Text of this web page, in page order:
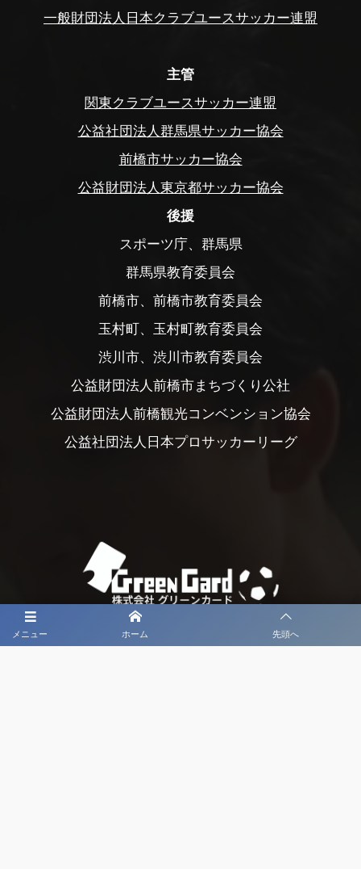
メニュー ホーム 先頭へ
一般財団法人日本クラブユースサッカー連盟
主管
関東クラブユースサッカー連盟
公益社団法人群馬県サッカー協会
前橋市サッカー協会
公益財団法人東京都サッカー協会
後援
スポーツ庁、群馬県
群馬県教育委員会
前橋市、前橋市教育委員会
玉村町、玉村町教育委員会
渋川市、渋川市教育委員会
公益財団法人前橋市まちづくり公社
公益財団法人前橋観光コンベンション協会
公益社団法人日本プロサッカーリーグ